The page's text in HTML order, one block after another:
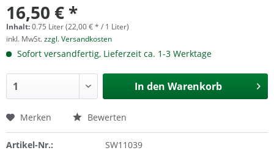
16,50 € *
Inhalt:0.75 Liter (22,00 € * / 1 Liter)
inkl. MwSt.zzgl. Versandkosten
Sofort versandfertig, Lieferzeit ca. 1-3 Werktage
In den Warenkorb
Merken Bewerten
Artikel-Nr.: SW11039